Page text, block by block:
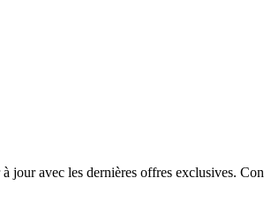
jour avec les dernières offres exclusives.